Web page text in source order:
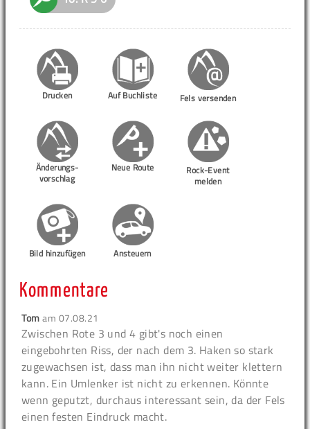
Drucken Auf Buchliste Fels versenden
Änderungs-
vorschlag
Neue Route
Rock-Event
melden
Bild hinzufügen Ansteuern
Kommentare
Tomam 07.08.21
Zwischen Rote 3 und 4 gibt's noch einen
eingebohrten Riss, der nach dem 3. Haken so stark
zugewachsen ist, dass man ihn nicht weiter klettern
kann. Ein Umlenker ist nicht zu erkennen. Könnte
wenn geputzt, durchaus interessant sein, da der Fels
einen festen Eindruck macht.